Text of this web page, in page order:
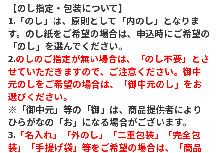
【のし指定・包装について】
1.「のし」は、原則として「内のし」となりま
す。のし紙をご希望の場合は、申込時にご希望の
「のし」を選んでください。
2.のしのご指定が無い場合は、「のし不要」とさ
せていただきますので、ご注意ください。御中
元のしをご希望の場合は、「御中元のし」をお
選びください。
※「御中元」等の「御」は、商品提供者により
ひらがなの「お」になる場合がございます。
3. 「名入れ」「外のし」「二重包装」「完全包
装」「手提げ袋」等をご希望の場合は、「商品